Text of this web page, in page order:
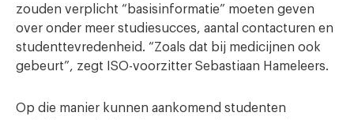
zouden verplicht “basisinformatie” moeten geven
over onder meer studiesucces, aantal contacturen en
studenttevredenheid. “Zoals dat bij medicijnen ook
gebeurt”, zegt ISO-voorzitter Sebastiaan Hameleers.
Op die manier kunnen aankomend studenten